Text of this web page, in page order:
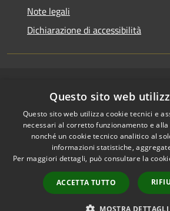
Note legali
Dichiarazione di accessibilità
Accessibilità
Privacy
Cookie
Mappa del sito
Area riservata
amministratori comunali
Portale Dipendente
Comunicazioni Dirigenti
Questo sito web
Questo sito web utilizza cookie tecnici e
necessari al corretto funzionamento e
nonché un cookie tecnico analitico al
informazioni statistiche,
Per maggiori dettagli, può consultare la
ACCETTA TUTTO
MOSTRA DETTAGLI